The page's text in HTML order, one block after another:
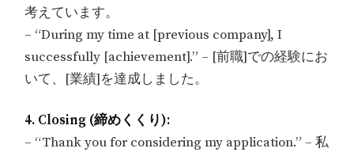
考えています。
– “During my time at [previous company], I
successfully [achievement].” – [前職]での経験にお
いて、[業績]を達成しました。
4. Closing (締めくくり):
– “Thank you for considering my application.” – 私